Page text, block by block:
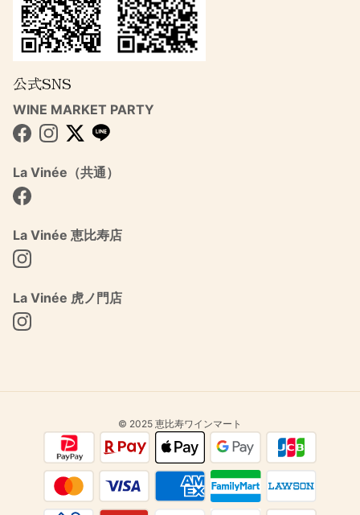
公式SNS
WINE MARKET PARTY
Facebook
Instagram
Twitter
La Vinée（共通）
Facebook
La Vinée 恵比寿店
Instagram
La Vinée 虎ノ門店
Instagram
© 2025 恵比寿ワインマート